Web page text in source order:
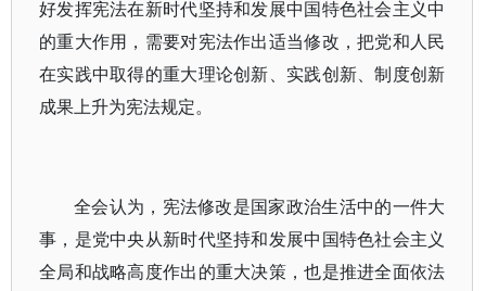
好发挥宪法在新时代坚持和发展中国特色社会主义中
的重大作用，需要对宪法作出适当修改，把党和人民
在实践中取得的重大理论创新、实践创新、制度创新
成果上升为宪法规定。
全会认为，宪法修改是国家政治生活中的一件大
事，是党中央从新时代坚持和发展中国特色社会主义
全局和战略高度作出的重大决策，也是推进全面依法